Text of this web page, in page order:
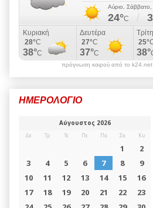
πρόγνωση καιρού από το k24.net
ΗΜΕΡΟΛΟΓΙΟ